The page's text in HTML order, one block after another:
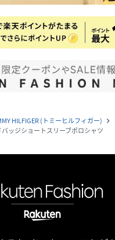
HILFIGER (トミーヒルフィガー) navigate_next
ッジショートスリーブポロシャツ